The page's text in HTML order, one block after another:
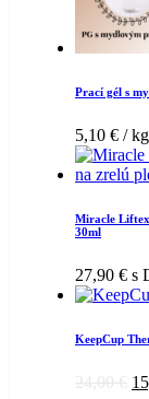
Prací gél s
5,10 € / kg
Miracle
30ml
27,90 € s
KeepCup